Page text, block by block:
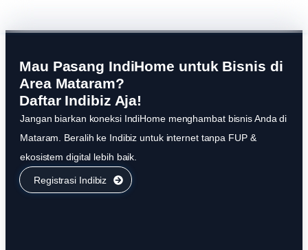
Mau Pasang IndiHome untuk Bisnis di
Area Mataram?
Daftar Indibiz Aja!
Jangan biarkan koneksi IndiHome menghambat bisnis Anda di
Mataram. Beralih ke Indibiz untuk internet tanpa FUP &
ekosistem digital lebih baik.
Registrasi Indibiz